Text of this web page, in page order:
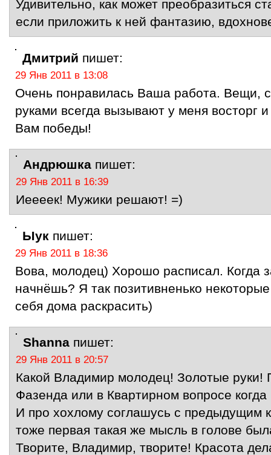
Удивительно, как может преобразиться
если приложить к ней фантазию,
Дмитрий пишет:
29 Янв 2011 в 13:08
Очень понравилась Ваша работа. Вещи,
руками всегда вызывают у меня восторг
Вам победы!
Андрюшка пишет:
29 Янв 2011 в 16:39
Иеееек! Мужики решают! =)
Ыук пишет:
29 Янв 2011 в 18:36
Вова, молодец) Хорошо расписал. Когда
начнёшь? Я так позитивненько
себя дома раскрасить)
Shanna пишет:
29 Янв 2011 в 20:57
Какой Владимир молодец! Золотые руки!
Фазенда или в Квартирном вопросе
И про хохлому соглашусь с предыдущим
тоже первая такая же мысль в голове
Творите, Владимир, творите! Красота